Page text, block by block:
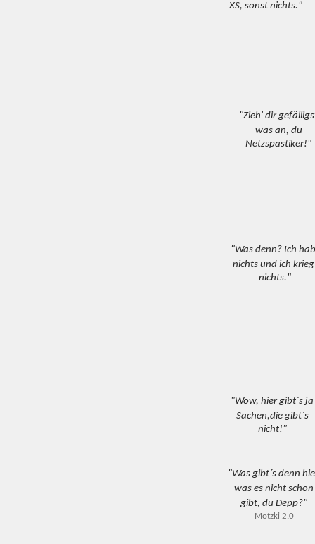
XS, sonst nichts."
"Zieh' dir
was an, du
Netzspastiker!"
"Was denn? Ich
nichts und ich
nichts."
"Wow, hier gibt´s ja
Sachen,die gibt´s
nicht!"
"Was gibt´s denn
was es nicht schon
gibt, du Depp?"
Motzki 2.0